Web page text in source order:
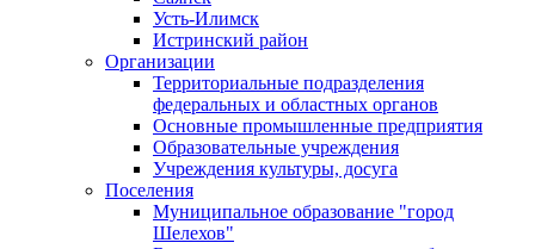
Усть-Илимск
Истринский район
Организации
Территориальные подразделения
федеральных и областных органов
Основные промышленные предприятия
Образовательные учреждения
Учреждения культуры, досуга
Поселения
Муниципальное образование "город
Шелехов"